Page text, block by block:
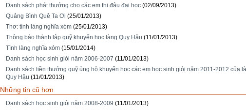
Danh sách phát thưởng cho các em thi đậu đại học (02/09/2013)
Quảng Bình Quê Ta Ơi (25/01/2013)
Thơ: tình làng nghĩa xóm (25/01/2013)
Thông báo thành lập quỹ khuyến học làng Quy Hậu (11/01/2013)
Tình làng nghĩa xóm (15/01/2014)
Danh sách học sinh giỏi năm 2006-2007 (11/01/2013)
Danh sách tiền thưởng quỹ ủng hộ khuyến học các em học sinh giỏi năm 2011-2012 của
Quy Hậu (11/01/2013)
Những tin cũ hơn
Danh sách học sinh giỏi năm 2008-2009 (11/01/2013)